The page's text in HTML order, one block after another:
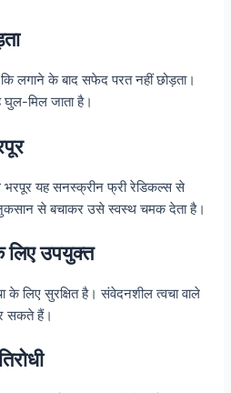
लगाने के बाद सफेद परत नहीं छोड़ता।
घुल-मिल जाता है।
यह सनस्क्रीन फ्री रेडिकल्स से
से बचाकर उसे स्वस्थ चमक देता है।
लिए उपयुक्त
के लिए सुरक्षित है। संवेदनशील त्वचा वाले
सकते हैं।